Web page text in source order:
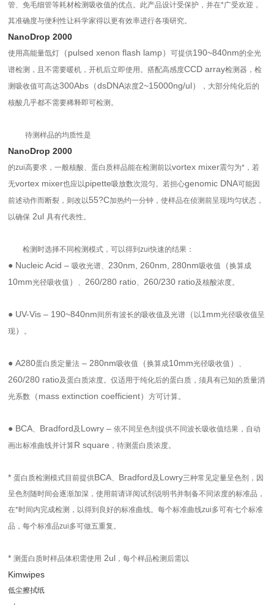
管、免毛细管等耗材检测吸收值的优点。此产品设计受保护，并在*广受欢迎，
其准确度与便利性让科学家得以更有效率进行各项研究。
NanoDrop 2000
使用高能量氙灯 （pulsed xenon flash lamp）可提供190~840nm的全光
谱检测，且不需要暖机，开机后立即使用。搭配高感度CCD array检测器，检
测吸收值可高达300Abs（dsDNA浓度2~15000ng/ul）
，大部分纯化后的
核酸几乎都不需要稀释即可检测。
待测样品的均质性是
NanoDrop 2000
的zui高要求，一般核酸、蛋白质样品能在检测前以vortex mixer震匀为*，若
无vortex mixer也应以pipette吸放数次混匀。若担心genomic DNA可能因
前述动作而断裂，则改以55?C加热约一分钟，使样品在侦测前呈现均匀状态，
以确保 2ul具有代表性。
检测时选择不同检测模式，可以得到zui快速的结果：
● Nucleic Acid –吸收光谱、230nm, 260nm, 280nm吸收值 （换算成
10mm光径吸收值 ） 、260/280 ratio、260/230 ratio及核酸浓度。
● UV-Vis – 190~840nm间所有波长的吸收值及光谱 （ 以1mm光径吸收值呈
现） 。
● A280蛋白质定量法 – 280nm吸收值 （换算成10mm光径吸收值 ） 、
260/280 ratio及蛋白质浓度。仅适用于纯化后的蛋白质，须具有已知的质量消
光系数
（mass extinction coefficient）方可计算。
● BCA、 Bradford及 Lowry –依不同呈色剂提供不同波长吸收值结果，自动
画出标准曲线并计算R square ，待测蛋白质浓度。
*蛋白质检测模式目前提供BCA、 Bradford及 Lowry三种常见定量呈色剂，因
呈色剂随时间会逐渐加深，使用前请详阅试剂说明书并制备不同浓度的标准品，
在*时间内完成检测，以得到良好的标准曲线。每个标准曲线zui多可有七个标准
品，每个标准品zui多可做五重复。
*测蛋白质时样品体积需使用 2ul ，每个样品检测后需以
Kimwipes
低尘擦拭纸